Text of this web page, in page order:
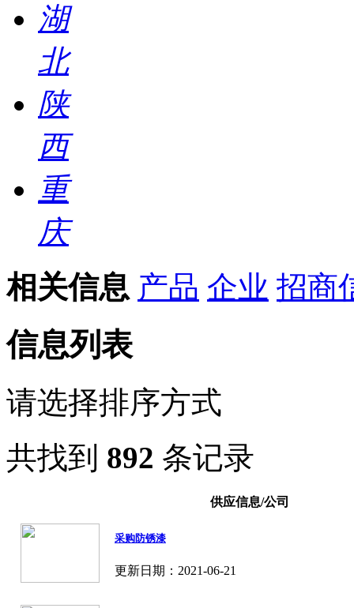
湖
北
陕
西
重
庆
相关信息 产品 企业 招商
信息列表
请选择排序方式
共找到 892 条记录
供应信息/公司
采购防锈漆
更新日期：2021-06-21